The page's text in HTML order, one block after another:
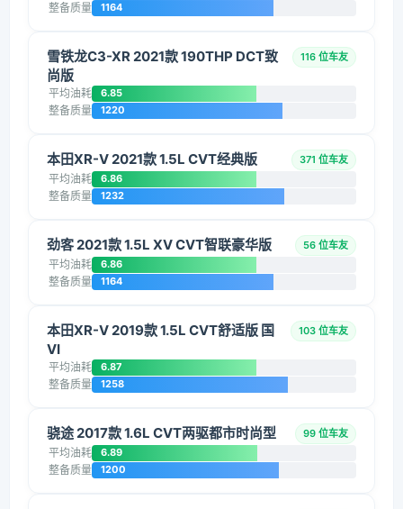
整备质量 1164
雪铁龙C3-XR 2021款 190THP DCT致
尚版
116 位车友
平均油耗 6.85
整备质量 1220
本田XR-V 2021款 1.5L CVT经典版 371 位车友
平均油耗 6.86
整备质量 1232
劲客 2021款 1.5L XV CVT智联豪华版 56 位车友
平均油耗 6.86
整备质量 1164
本田XR-V 2019款 1.5L CVT舒适版 国
VI
103 位车友
平均油耗 6.87
整备质量 1258
骁途 2017款 1.6L CVT两驱都市时尚型 99 位车友
平均油耗 6.89
整备质量 1200